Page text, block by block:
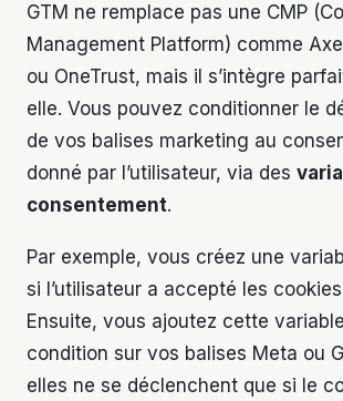
GTM ne remplace pas une CMP
Management Platform) comme
ou OneTrust, mais il s’intègre
elle. Vous pouvez conditionner le
de vos balises marketing au
donné par l’utilisateur, via des
consentement.
Par exemple, vous créez une
si l’utilisateur a accepté les
Ensuite, vous ajoutez cette
condition sur vos balises Meta ou
elles ne se déclenchent que si le